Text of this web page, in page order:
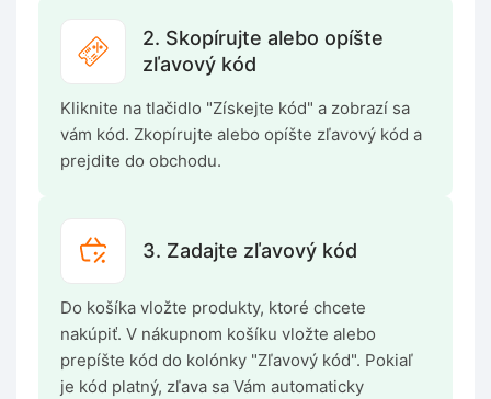
2. Skopírujte alebo opíšte
zľavový kód
Kliknite na tlačidlo "Získejte kód" a zobrazí sa
vám kód. Zkopírujte alebo opíšte zľavový kód a
prejdite do obchodu.
3. Zadajte zľavový kód
Do košíka vložte produkty, ktoré chcete
nakúpiť. V nákupnom košíku vložte alebo
prepíšte kód do kolónky "Zľavový kód". Pokiaľ
je kód platný, zľava sa Vám automaticky